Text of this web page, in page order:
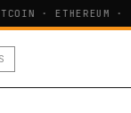
· ETHEREUM ·